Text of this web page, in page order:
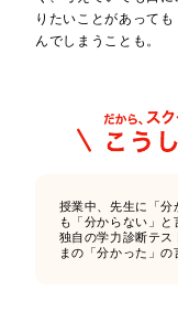
りたいことがあって
んでしまうことも。
授業中、先生に「分
も「分からない」と
独自の学力診断テス
まの「分かった」の